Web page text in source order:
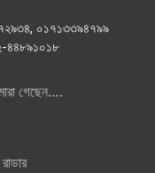
০১৭১৩৩৯৪৭৯৯
৪৪৮৯১০১৮
গেছেন….